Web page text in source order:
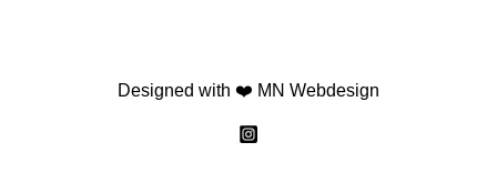
Designed with ❤️ MN Webdesign